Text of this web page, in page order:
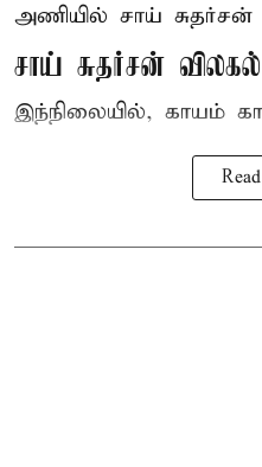
அணியில் சாய் சுதர்சன்
சாய் சுதர்சன் விலகல்
இந்நிலையில், காயம்